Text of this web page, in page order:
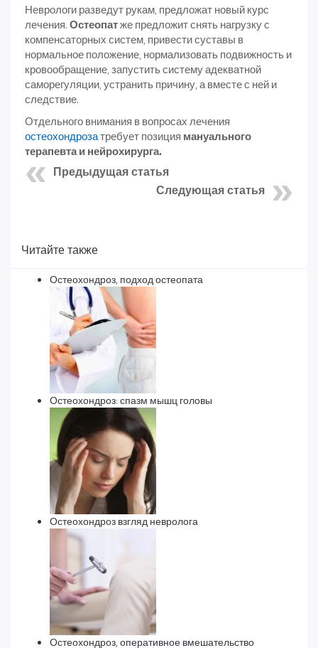
Неврологи разведут рукам, предложат новый курс
лечения.Остеопатже предложит снять нагрузку с
компенсаторных систем, привести суставы в
нормальное положение, нормализовать подвижность и
кровообращение, запустить систему адекватной
саморегуляции, устранить причину, а вместе с ней и
следствие.
Отдельного внимания в вопросах лечения
остеохондрозатребует позиция мануального
терапевта и нейрохирурга.
Предыдущая статья
Следующая статья
Читайте также
Остеохондроз, подход остеопата
Остеохондроз: спазм мышц головы
Остеохондроз взгляд невролога
Остеохондроз, оперативное вмешательство